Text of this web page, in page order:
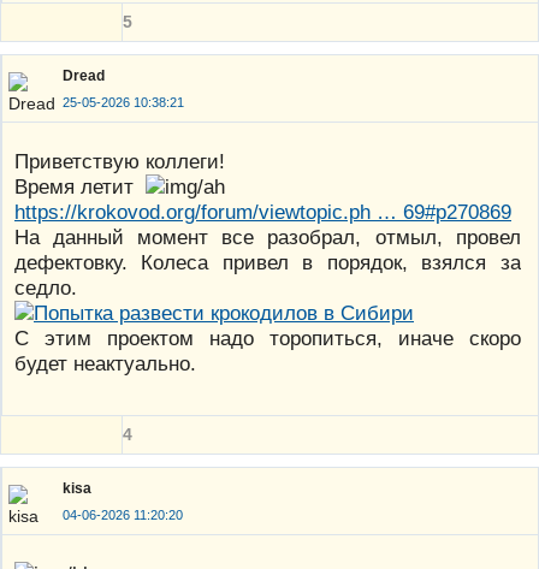
5
Dread
25-05-2026 10:38:21
Приветствую коллеги!
Время летит
https://krokovod.org/forum/viewtopic.ph … 69#p270869
На данный момент все разобрал, отмыл, провел
дефектовку. Колеса привел в порядок, взялся за
седло.
С этим проектом надо торопиться, иначе скоро
будет неактуально.
4
kisa
04-06-2026 11:20:20